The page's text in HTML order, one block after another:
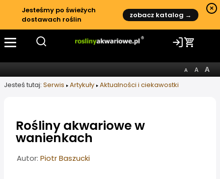
Jesteśmy po świeżych
dostawach roślin
zobacz katalog →
×
Jesteś tutaj: Serwis Artykuły Aktualności i ciekawostki
Rośliny akwariowe w
wanienkach
Informacje o artykule
Autor: Piotr Baszucki